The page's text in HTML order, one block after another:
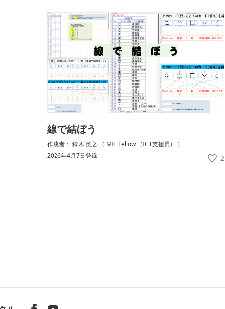
線で結ぼう
作成者： 鈴木 英之 （ MIE Fellow （ICT支援員） ）
2026年4月7日登録
2